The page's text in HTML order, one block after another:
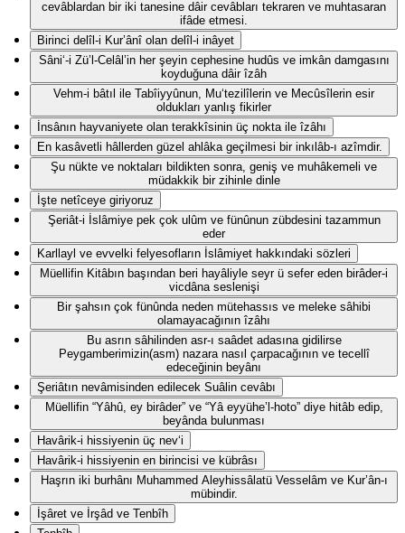
cevâblardan bir iki tanesine dâir cevâbları tekraren ve muhtasaran
ifâde etmesi.
Birinci delîl-i Kur’ânî olan delîl-i inâyet
Sâni‘-i Zü’l-Celâl’in her şeyin cephesine hudûs ve imkân damgasını
koyduğuna dâir îzâh
Vehm-i bâtıl ile Tabîiyyûnun, Mu‘tezilîlerin ve Mecûsîlerin esir
oldukları yanlış fikirler
İnsânın hayvaniyete olan terakkîsinin üç nokta ile îzâhı
En kasâvetli hâllerden güzel ahlâka geçilmesi bir inkılâb-ı azîmdir.
Şu nükte ve noktaları bildikten sonra, geniş ve muhâkemeli ve
müdakkik bir zihinle dinle
İşte netîceye giriyoruz
Şeriât-i İslâmiye pek çok ulûm ve fünûnun zübdesini tazammun
eder
Karllayl ve evvelki felyesofların İslâmiyet hakkındaki sözleri
Müellifin Kitâbın başından beri hayâliyle seyr ü sefer eden birâder-i
vicdâna seslenişi
Bir şahsın çok fünûnda neden mütehassıs ve meleke sâhibi
olamayacağının îzâhı
Bu asrın sâhilinden asr-ı saâdet adasına gidilirse
Peygamberimizin(asm) nazara nasıl çarpacağının ve tecellî
edeceğinin beyânı
Şeriâtın nevâmisinden edilecek Suâlin cevâbı
Müellifin “Yâhû, ey birâder” ve “Yâ eyyühe’l-hoto” diye hitâb edip,
beyânda bulunması
Havârik-i hissiyenin üç nev‘i
Havârik-i hissiyenin en birincisi ve kübrâsı
Haşrın iki burhânı Muhammed Aleyhissâlatü Vesselâm ve Kur’ân-ı
mübindir.
İşâret ve İrşâd ve Tenbîh